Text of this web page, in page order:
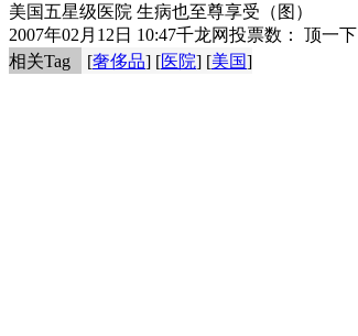
美国五星级医院 生病也至尊享受（图）
2007年02月12日 10:47千龙网投票数： 顶一下
相关Tag
[奢侈品] [医院] [美国]